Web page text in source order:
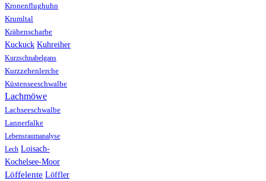
Kronenflughuhn
Krumltal
Krähenscharbe
Kuckuck Kuhreiher
Kurzschnabelgans
Kurzzehenlerche
Küstenseeschwalbe
Lachmöwe
Lachseeschwalbe
Lannerfalke
Lebensraumanalyse
Lech Loisach-
Kochelsee-Moor
Löffelente Löffler